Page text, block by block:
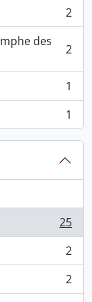
2
des
2
1
1
25
2
2